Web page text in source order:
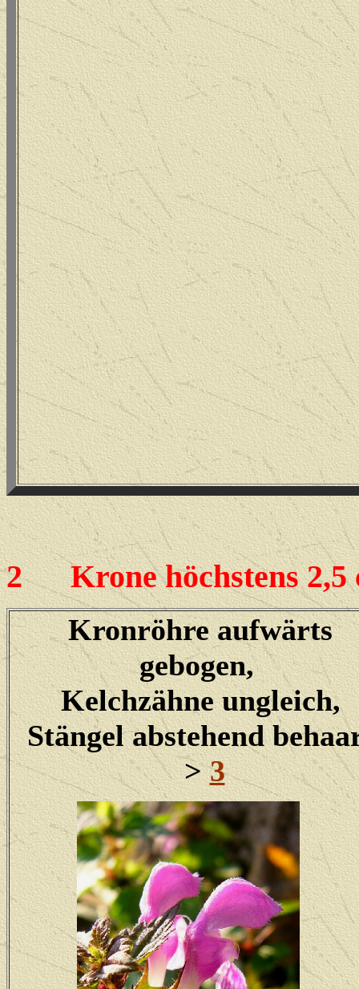
2Krone höchstens 2,5
Kronröhre aufwärts
gebogen,
Kelchzähne ungleich,
Stängel abstehend
>3